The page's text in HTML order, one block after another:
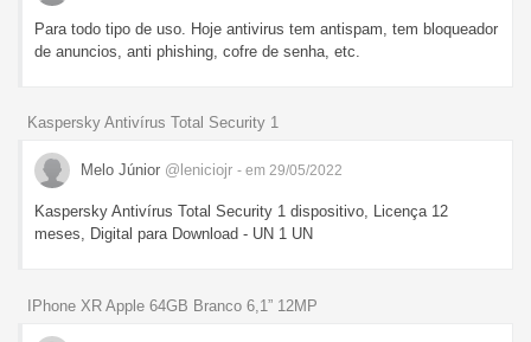
Para todo tipo de uso. Hoje antivirus tem antispam, tem bloqueador
de anuncios, anti phishing, cofre de senha, etc.
Kaspersky Antivírus Total Security 1
Melo Júnior @leniciojr - em 29/05/2022
Kaspersky Antivírus Total Security 1 dispositivo, Licença 12
meses, Digital para Download - UN 1 UN
IPhone XR Apple 64GB Branco 6,1” 12MP